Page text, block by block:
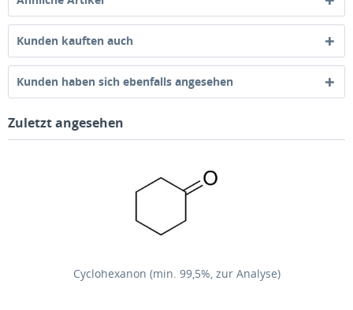
Kunden kauften auch
Kunden haben sich ebenfalls angesehen
Zuletzt angesehen
Cyclohexanon (min. 99,5%, zur Analyse)